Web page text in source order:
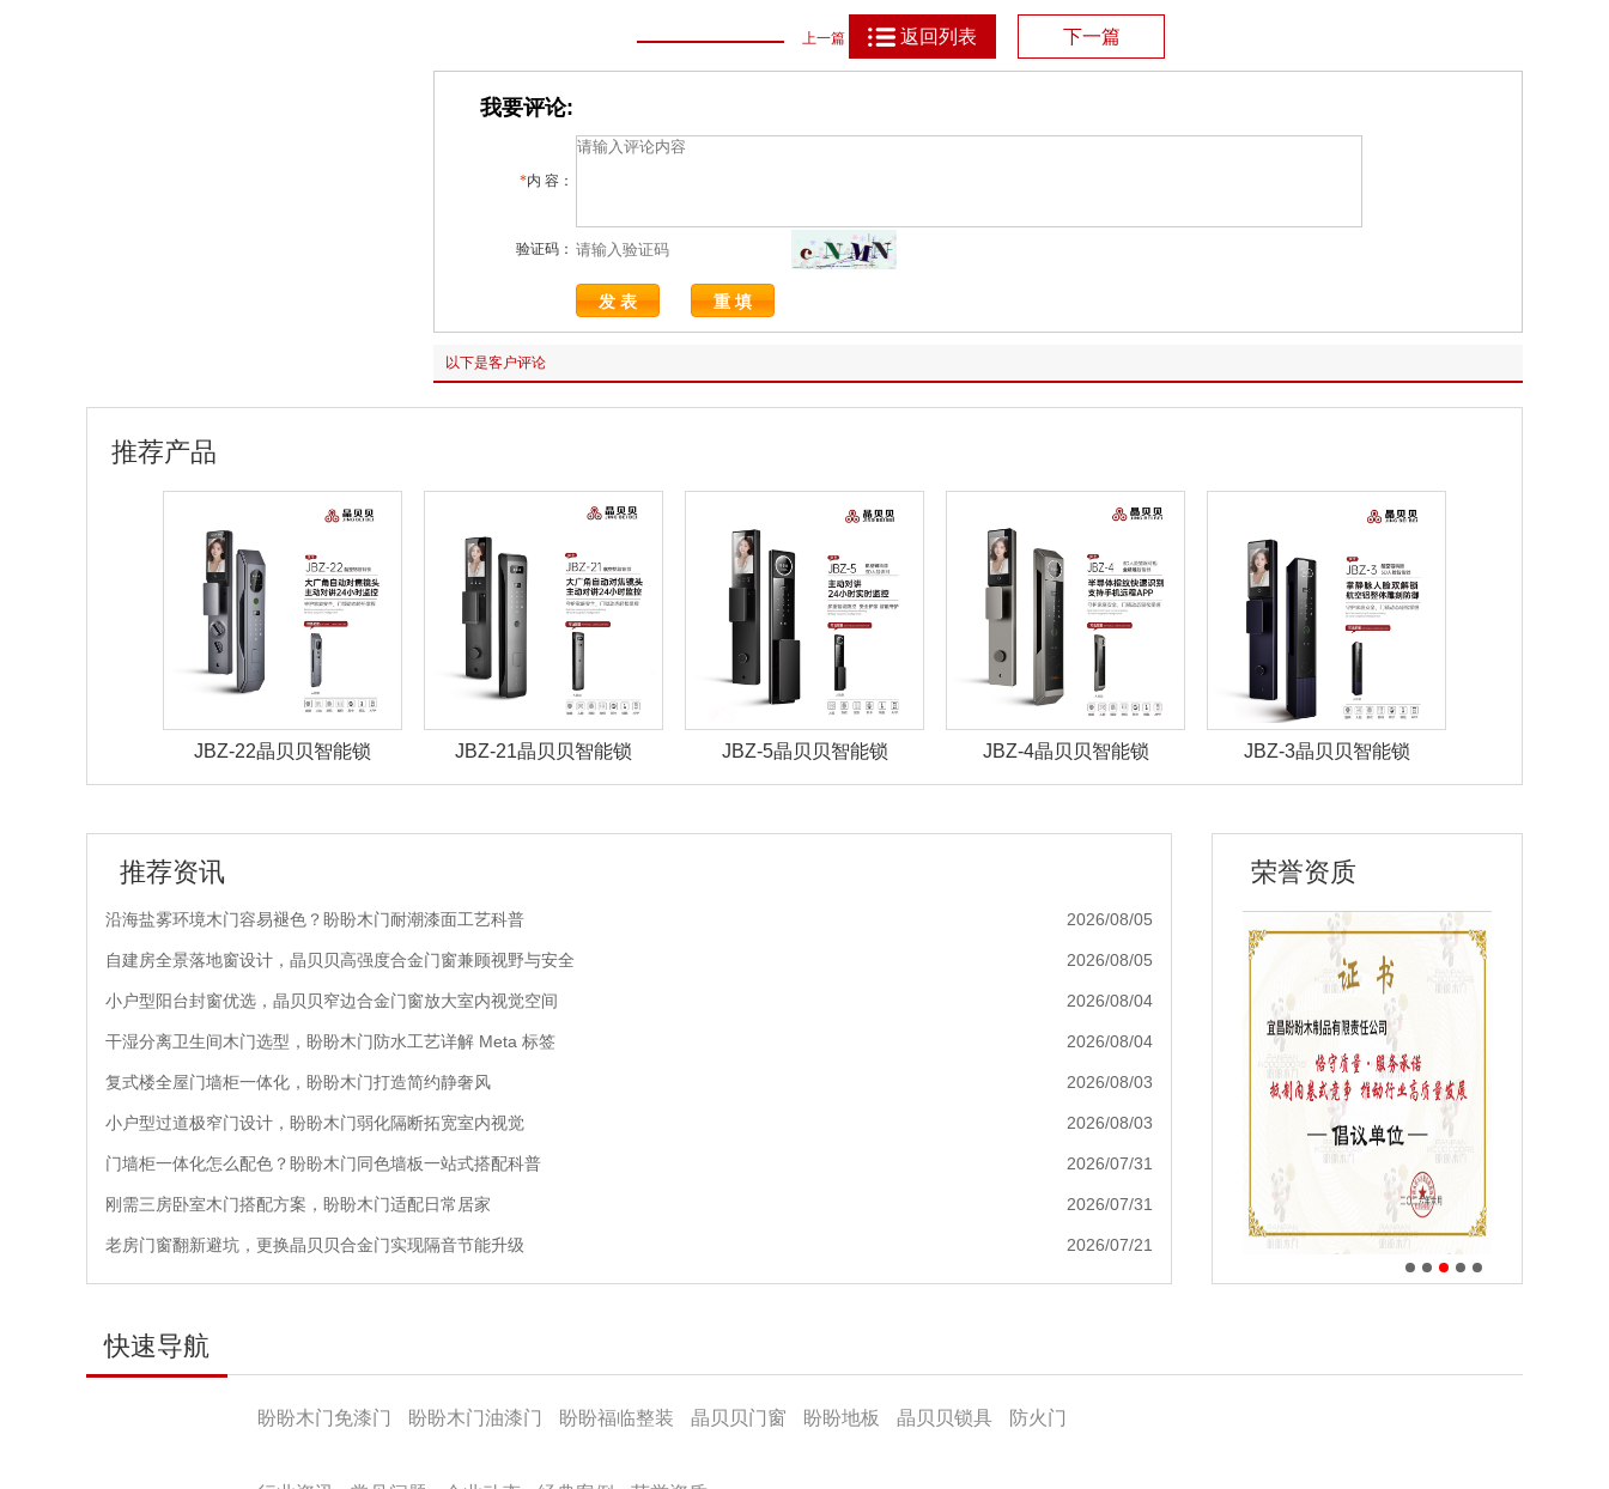
上一篇 返回列表 下一篇
我要评论:
*内 容：
验证码：
以下是客户评论
推荐产品
JBZ-22晶贝贝智能锁 JBZ-21晶贝贝智能锁 JBZ-5晶贝贝智能锁 JBZ-4晶贝贝智能锁 JBZ-3晶贝贝智能锁
推荐资讯
沿海盐雾环境木门容易褪色？盼盼木门耐潮漆面工艺科普 2026/08/05
自建房全景落地窗设计，晶贝贝高强度合金门窗兼顾视野与安全 2026/08/05
小户型阳台封窗优选，晶贝贝窄边合金门窗放大室内视觉空间 2026/08/04
干湿分离卫生间木门选型，盼盼木门防水工艺详解 Meta 标签 2026/08/04
复式楼全屋门墙柜一体化，盼盼木门打造简约静奢风 2026/08/03
小户型过道极窄门设计，盼盼木门弱化隔断拓宽室内视觉 2026/08/03
门墙柜一体化怎么配色？盼盼木门同色墙板一站式搭配科普 2026/07/31
刚需三房卧室木门搭配方案，盼盼木门适配日常居家 2026/07/31
老房门窗翻新避坑，更换晶贝贝合金门实现隔音节能升级 2026/07/21
荣誉资质
快速导航
盼盼木门免漆门 盼盼木门油漆门 盼盼福临整装 晶贝贝门窗 盼盼地板 晶贝贝锁具 防火门